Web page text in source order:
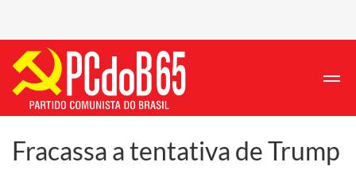
Fracassa a tentativa de Trump